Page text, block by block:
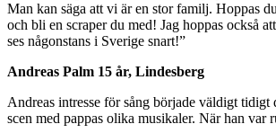
Man kan säga att vi är en stor familj. Hoppas
och bli en scraper du med! Jag hoppas också
ses någonstans i Sverige snart!”
Andreas Palm 15 år, Lindesberg
Andreas intresse för sång började väldigt tidigt
scen med pappas olika musikaler. När han var